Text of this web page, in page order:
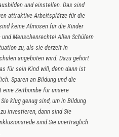
und einstellen. Das sind
attraktive Arbeitsplätze für die
keine Almosen für die Kinder
Menschenrechte! Allen Schülern
zu, als sie derzeit in
angeboten wird. Dazu gehört
für sein Kind will, denn dann ist
Sparen an Bildung und die
eine Zeitbombe für unsere
klug genug sind, um in Bildung
investieren, dann sind Sie
sind Sie unerträglich